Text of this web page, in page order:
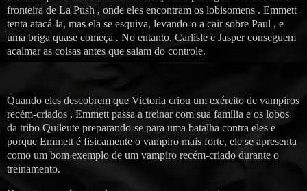
fronteira de La Push , onde eles encontram os lobisomens . Emmett
tenta atacá-la, mas ela se esquiva, levando-o a cair sobre Paul , e
uma briga quase começa . No entanto, Carlisle e Jasper conseguem
acalmar as coisas antes que saiam do controle.
Quando eles descobrem que Victoria criou um exército de vampiros
recém-criados , Emmett passa a treinar com sua família e os lobos
da tribo Quileute preparando-se para uma batalha contra eles e
porque Emmett é fisicamente o vampiro mais forte, ele se apresenta
como um bom exemplo de um vampiro recém-criado durante o
treinamento.